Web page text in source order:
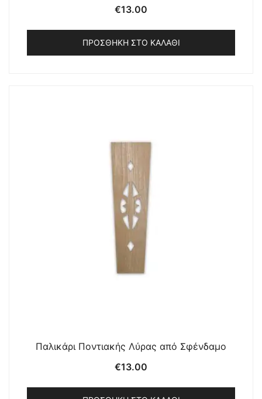
€13.00
ΠΡΟΣΘΉΚΗ ΣΤΟ ΚΑΛΆΘΙ
Παλικάρι Ποντιακής Λύρας από Σφένδαμο
€13.00